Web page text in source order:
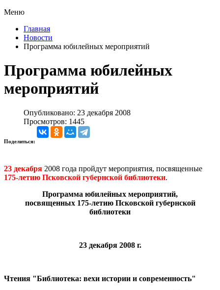
Меню
Главная
Новости
Программа юбилейных мероприятий
Программа юбилейных
мероприятий
Опубликовано: 23 декабря 2008
Просмотров: 1445
Поделиться:
23 декабря 2008 года пройдут мероприятия, посвященные
175-летию Псковской губернской библиотеки.
Программа юбилейных мероприятий,
посвященных 175-летию Псковской губернской
библиотеки
23 декабря 2008 г.
Чтения "Библиотека: вехи истории и современность"